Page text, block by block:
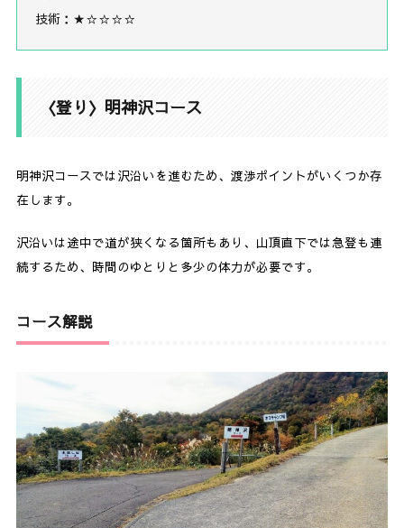
技術：★☆☆☆☆
〈登り〉明神沢コース
明神沢コースでは沢沿いを進むため、渡渉ポイントがいくつか存
在します。
沢沿いは途中で道が狭くなる箇所もあり、山頂直下では急登も連
続するため、時間のゆとりと多少の体力が必要です。
コース解説